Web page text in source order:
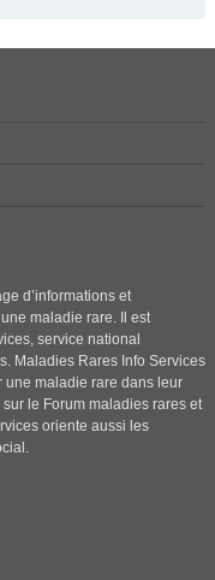
d’informations et
maladie rare. Il est
service national
Maladies Rares Info Services
maladie rare dans leur
le Forum maladies rares et
oriente aussi les